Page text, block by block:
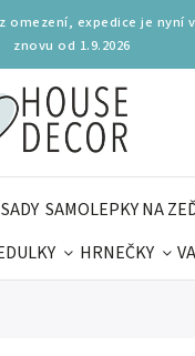
expedice je
znovu od 1.9.2026
SAMOLEPKY NA
HRNEČKY